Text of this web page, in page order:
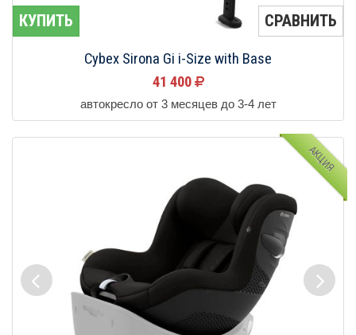
КУПИТЬ СРАВНИТЬ
Cybex Sirona Gi i-Size with Base
41 400
автокресло от 3 месяцев до 3-4 лет
АКЦИЯ